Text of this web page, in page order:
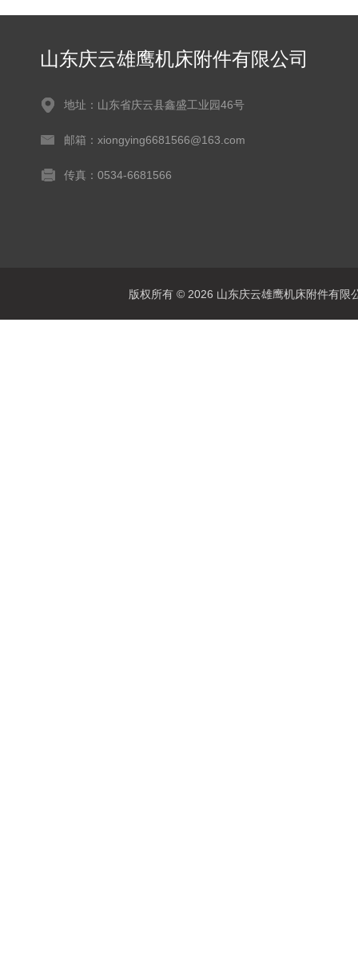
山东庆云雄鹰机床附件有限公司
地址：山东省庆云县鑫盛工业园46号
邮箱：xiongying6681566@163.com
传真：0534-6681566
版权所有 © 2026 山东庆云雄鹰机床附件有